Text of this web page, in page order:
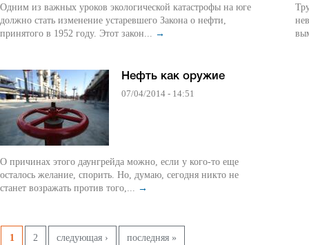
Одним из важных уроков экологической катастрофы на юге
должно стать изменение устаревшего Закона о нефти,
принятого в 1952 году. Этот закон... →
Нефть как оружие
07/04/2014 - 14:51
О причинах этого даунгрейда можно, если у кого-то еще
осталось желание, спорить. Но, думаю, сегодня никто не
станет возражать против того,... →
Страницы
1 2 следующая › последняя »